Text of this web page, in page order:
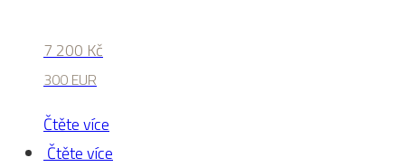
7 200Kč
300 EUR
Čtěte více
Čtěte více